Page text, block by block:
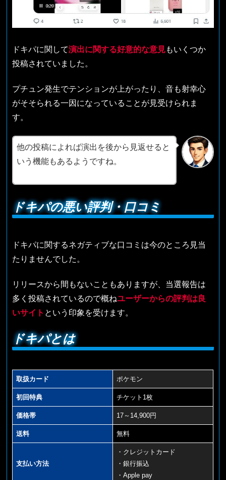
ドキパに関して演出に関する好意的な意見もいくつか
投稿されていました。
プチュン発生でテンションが上がったり、音も射幸心
がそそられる一因になっていることが見受けられま
す。
他の投稿によれば演出を後から見返せると
いう機能もあるようですね。
ドキパの悪い評判・口コミ
ドキパに関するネガティブな口コミは今のところ見当
たりませんでした。
リリースから間もないこともありますが、当選報告は
多く投稿されているので概ねユーザーからの評判は良
いサイト という印象を受けます。
ドキパとは
取扱カード ポケモン
初回特典 チケット1枚
価格帯 17～14,900円
送料 無料
支払い方法
・クレジットカード
・銀行振込
・Apple pay